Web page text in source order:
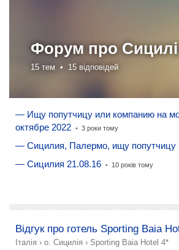
Форум про
15 тем • 15 відповідей
— Ищу попутчицу или компанию на
октябре 2022 • 3 роки тому
— Сицилия, Палермо, ищу попутчицу
— Сицилия 21.08.16 • 10 років тому
Відгук про готель Sporting Baia
Італія › о. Сицилія › Sporting Baia Hotel 4*